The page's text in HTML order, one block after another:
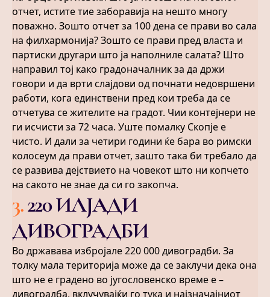
отчет, истите тие заборавија на нешто многу
поважно. Зошто отчет за 100 дена се прави во сала
на филхармонија? Зошто се прави пред власта и
партиски другари што ја наполниле салата? Што
направил тој како градоначалник за да држи
говори и да врти слајдови од почнати недовршени
работи, кога единствени пред кои треба да се
отчетува се жителите на градот. Чии контејнери не
ги исчисти за 72 часа. Уште помалку Скопје е
чисто. И дали за четири години ќе бара во римски
колосеум да прави отчет, зашто така би требало да
се развива дејствието на човекот што ни копчето
на сакото не знае да си го закопча.
3.220 ИЛЈАДИ
ДИВОГРАДБИ
Во државава избројале 220 000 дивоградби. За
толку мала територија може да се заклучи дека она
што не е градено во југословенско време е –
дивоградба, вклучувајќи го тука и најзначајниот